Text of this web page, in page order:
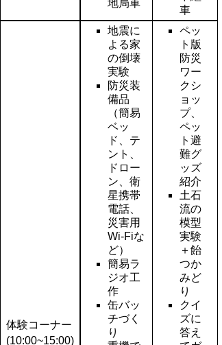
地局車
車
体験コーナー
(10:00~15:00)
地震に
よる家
の倒壊
実験
防災装
備品
（簡易
ベッ
ド、テ
ント、
ドロー
ン、衛
星携帯
電話、
災害用
Wi-Fiな
ど）
簡易ラ
ジオ工
作
缶バッ
チづく
り
ペッ
ト版
防災
ワー
クシ
ョッ
プ、
ペッ
ト避
難グ
ッズ
紹介
土石
流の
模型
実験
＋飴
つか
みど
り
クイ
ズに
答え